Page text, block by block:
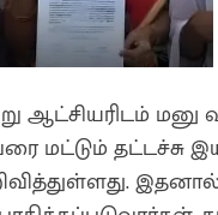
ஆட்சியரிடம் மனு
மட்டும் தட்டச்சு